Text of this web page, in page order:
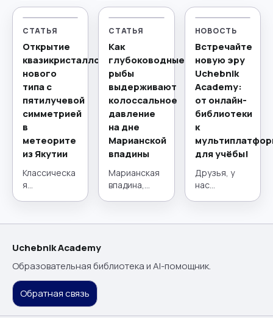
СТАТЬЯ
Открытие
квазикристаллов
нового
типа с
пятилучевой
симметрией
в
метеорите
из Якутии
Классическа
я
краеугольны
материалов
протяжении
столетий,
строится на
принципе
СТАТЬЯ
Как
глубоководные
рыбы
выдерживают
колоссальное
давление
на дне
Марианской
впадины
Марианская
впадина,
западной
т собой
НОВОСТЬ
Встречайте
новую эру
Uchebnik
Academy:
от онлайн-
библиотеки
к
для учёбы!
Друзья, у
нас
июля наш
шаг вперёд.
Uchebnik Academy
Образовательная библиотека и AI-помощник.
Обратная связь